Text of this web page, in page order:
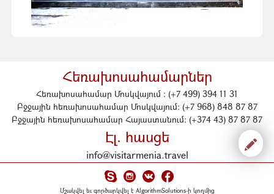
Հեռախոսահամարներ
Հեռախոսահամար Մոսկվայում : (+7 499) 394 11 31
Բջջային հեռախոսահամար Մոսկվայում: (+7 968) 848 87 87
Բջջային հեռախոսահամար Հայաստանում: (+374 43) 87 87 87
Էլ. հասցե
info@visitarmenia.travel
Մշակվել եւ գործարկվել է AlgorithmSolutions-ի կողմից